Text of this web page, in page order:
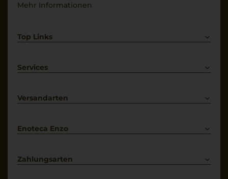
Mehr Informationen
Top Links
Weißwein
Services
Kontakt
Versandarten
Enoteca Enzo
Bewertungs-Richtlinien
Zahlungsarten